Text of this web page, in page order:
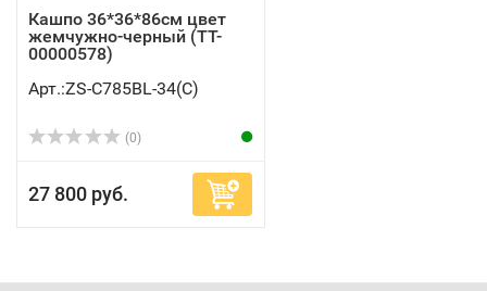
Кашпо 36*36*86см цвет
жемчужно-черный (TT-
00000578)
Арт.:ZS-C785BL-34(C)
(0)
27 800 руб.